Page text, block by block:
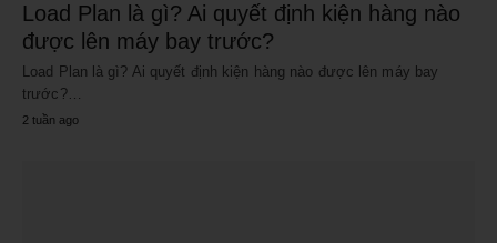
Load Plan là gì? Ai quyết định kiện hàng nào
được lên máy bay trước?
Load Plan là gì? Ai quyết định kiện hàng nào được lên máy bay
trước?…
2 tuần ago